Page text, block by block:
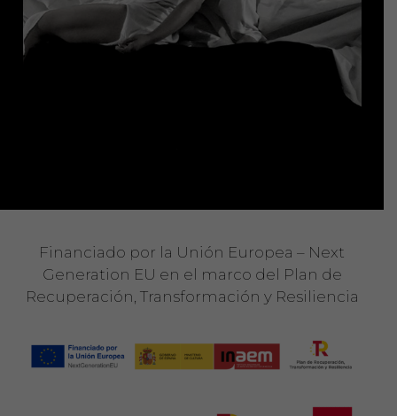
Financiado por la Unión Europea – Next
Generation EU en el marco del Plan de
Recuperación, Transformación y Resiliencia